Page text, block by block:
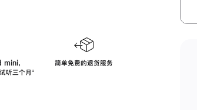
，
听三个月脚
⁺
简单免费的退货服务